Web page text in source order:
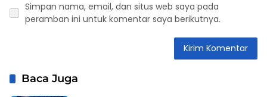
Simpan nama, email, dan situs web saya pada
peramban ini untuk komentar saya berikutnya.
Baca Juga